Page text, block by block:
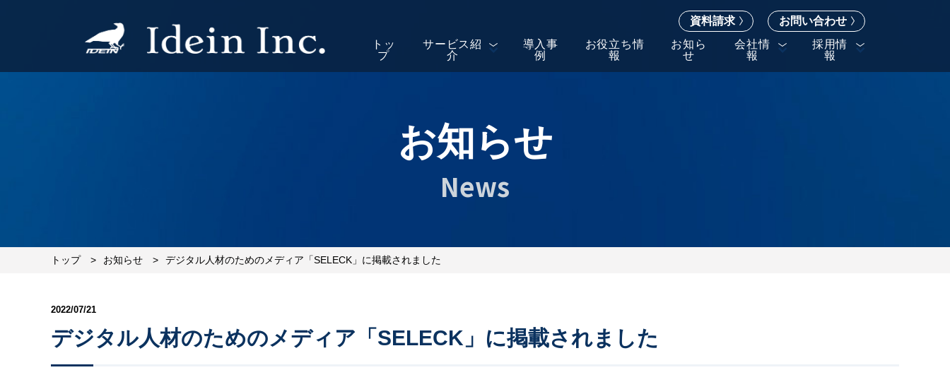
資料請求
お問い合わせ
トッ
プ
サービス紹
介
導入事
例
お役立ち情
報
お知ら
せ
会社情
報
採用情
報
お知らせ
News
トップ お知らせ デジタル人材のためのメディア「SELECK」に掲載されました
2022/07/21
デジタル人材のためのメディア「SELECK」に掲載されました